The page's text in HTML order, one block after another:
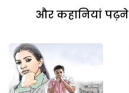
और कहानियां